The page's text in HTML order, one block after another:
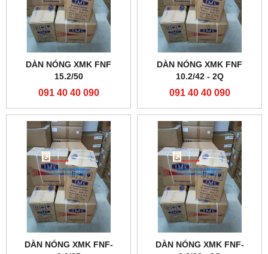
DÀN NÓNG XMK FNF
15.2/50
091 40 40 090
DÀN NÓNG XMK FNF
10.2/42 - 2Q
091 40 40 090
DÀN NÓNG XMK FNF-
DÀN NÓNG XMK FNF-